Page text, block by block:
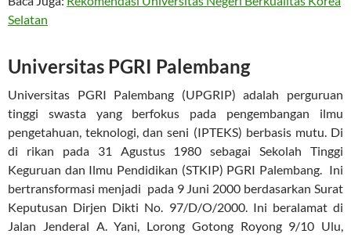
Selatan
Universitas PGRI Palembang
Universitas PGRI Palembang (UPGRIP) adalah perguruan
tinggi swasta yang berfokus pada pengembangan ilmu
pengetahuan, teknologi, dan seni (IPTEKS) berbasis mutu. Di
di rikan pada 31 Agustus 1980 sebagai Sekolah Tinggi
Keguruan dan Ilmu Pendidikan (STKIP) PGRI Palembang. Ini
bertransformasi menjadi pada 9 Juni 2000 berdasarkan Surat
Keputusan Dirjen Dikti No. 97/D/O/2000. Ini beralamat di
Jalan Jenderal A. Yani, Lorong Gotong Royong 9/10 Ulu,